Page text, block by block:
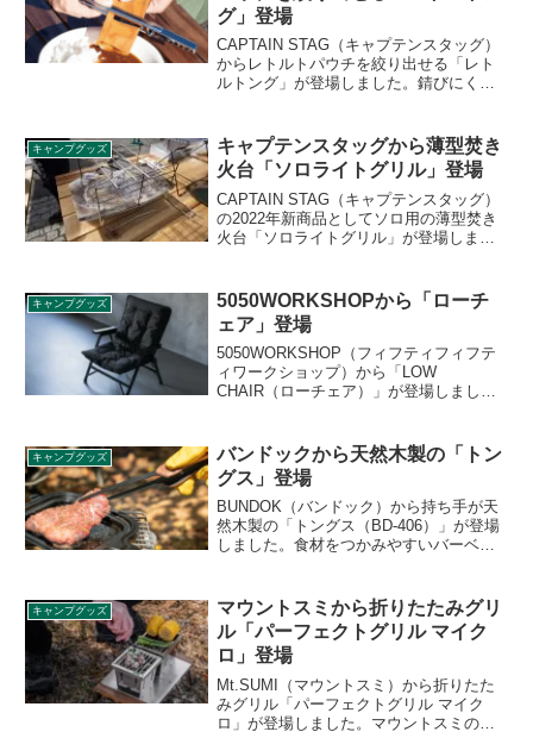
グ」登場
CAPTAIN STAG（キャプテンスタッグ）
からレトルトパウチを絞り出せる「レト
ルトング」が登場しました。錆びにくい
ことができます。詳細をレビューしま
す。
キャンプグッズ
キャプテンスタッグから薄型焚き
火台「ソロライトグリル」登場
CAPTAIN STAG（キャプテンスタッグ）
の2022年新商品としてソロ用の薄型焚き
火台「ソロライトグリル」が登場しま
することができます。詳細をレビューし
ます。
キャンプグッズ
5050WORKSHOPから「ローチ
ェア」登場
5050WORKSHOP（フィフティフィフテ
ィワークショップ）から「LOW
CHAIR（ローチェア）」が登場しまし
す。別売のクッションカバーが取り付け
可能で、長時間座っていても疲労感を軽
減できます。詳細をレビューします。
キャンプグッズ
バンドックから天然木製の「トン
グス」登場
BUNDOK（バンドック）から持ち手が天
然木製の「トングス（BD-406）」が登場
しました。食材をつかみやすいバーベキ
なっており衛生的です。詳細をレビュー
します。
キャンプグッズ
マウントスミから折りたたみグリ
ル「パーフェクトグリル マイク
ロ」登場
Mt.SUMI（マウントスミ）から折りたた
みグリル「パーフェクトグリル マイク
ロ」が登場しました。マウントスミの人